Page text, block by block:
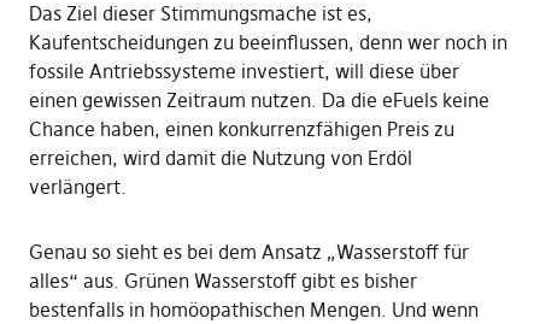
Das Ziel dieser Stimmungsmache ist es,
Kaufentscheidungen zu beeinflussen, denn wer noch in
fossile Antriebssysteme investiert, will diese über
einen gewissen Zeitraum nutzen. Da die eFuels keine
Chance haben, einen konkurrenzfähigen Preis zu
erreichen, wird damit die Nutzung von Erdöl
verlängert.
Genau so sieht es bei dem Ansatz „Wasserstoff für
alles“ aus. Grünen Wasserstoff gibt es bisher
bestenfalls in homöopathischen Mengen. Und wenn